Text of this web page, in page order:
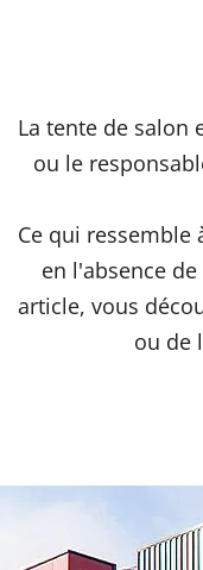
La tente de salon
ou le
Ce qui ressemble
en l'absence
article, vous
ou de